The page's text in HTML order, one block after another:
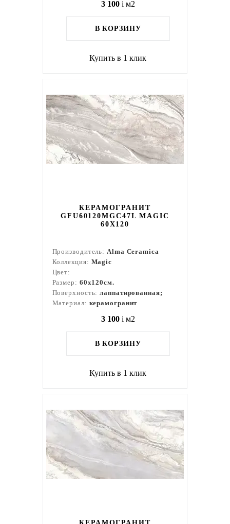
3 100 i м2
В КОРЗИНУ
Купить в 1 клик
КЕРАМОГРАНИТ
GFU60120MGC47L MAGIC
60X120
Производитель:Alma Ceramica
Коллекция: Magic
Цвет:
Размер: 60x120см.
Поверхность:лаппатированная;
Материал: керамогранит
3 100 i м2
В КОРЗИНУ
Купить в 1 клик